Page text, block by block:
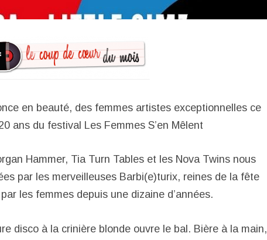
en beauté, des femmes artistes exceptionnelles ce
ans du festival Les Femmes S’en Mêlent
Hammer, Tia Turn Tables et les Nova Twins nous
par les merveilleuses Barbi(e)turix, reines de la fête
les femmes depuis une dizaine d’années.
disco à la crinière blonde ouvre le bal. Bière à la main,